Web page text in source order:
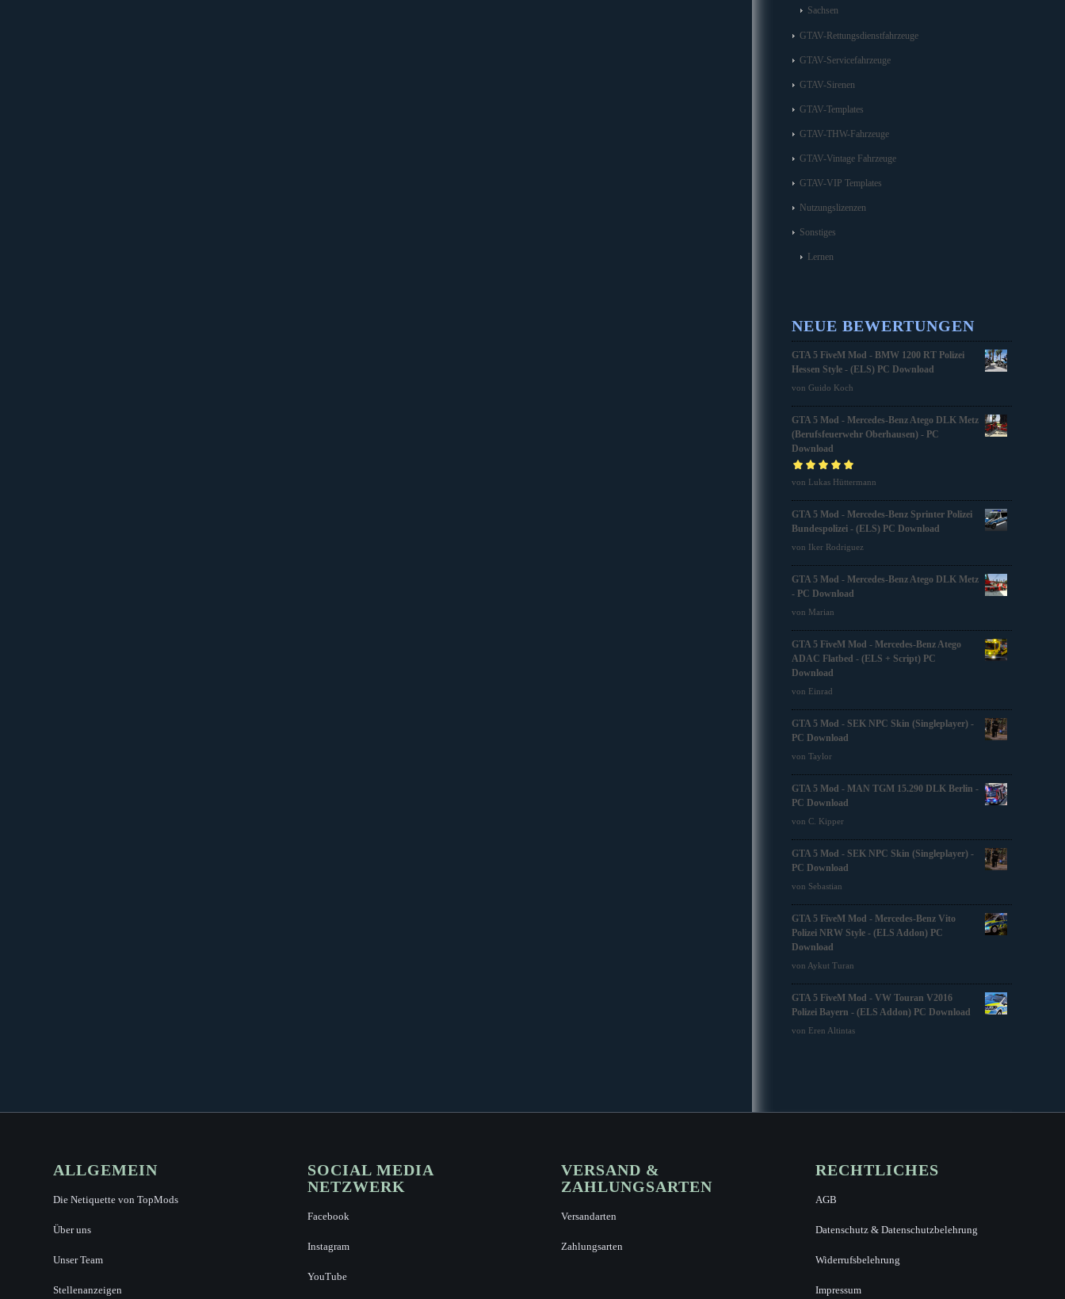
Sachsen
GTAV-Rettungsdienstfahrzeuge
GTAV-Servicefahrzeuge
GTAV-Sirenen
GTAV-Templates
GTAV-THW-Fahrzeuge
GTAV-Vintage Fahrzeuge
GTAV-VIP Templates
Nutzungslizenzen
Sonstiges
Lernen
NEUE BEWERTUNGEN
GTA 5 FiveM Mod - BMW 1200 RT Polizei
Hessen Style - (ELS) PC Download
von Guido Koch
GTA 5 Mod - Mercedes-Benz Atego DLK Metz
(Berufsfeuerwehr Oberhausen) - PC
Download
Bewertet mit5
von Lukas Hüttermann
GTA 5 Mod - Mercedes-Benz Sprinter Polizei
Bundespolizei - (ELS) PC Download
von Iker Rodriguez
GTA 5 Mod - Mercedes-Benz Atego DLK Metz
- PC Download
von Marian
GTA 5 FiveM Mod - Mercedes-Benz Atego
ADAC Flatbed - (ELS + Script) PC
Download
von Einrad
GTA 5 Mod - SEK NPC Skin (Singleplayer) -
PC Download
von Taylor
GTA 5 Mod - MAN TGM 15.290 DLK Berlin -
PC Download
von C. Kipper
GTA 5 Mod - SEK NPC Skin (Singleplayer) -
PC Download
von Sebastian
GTA 5 FiveM Mod - Mercedes-Benz Vito
Polizei NRW Style - (ELS Addon) PC
Download
von Aykut Turan
GTA 5 FiveM Mod - VW Touran V2016
Polizei Bayern - (ELS Addon) PC Download
von Eren Altintas
ALLGEMEIN
Die Netiquette von TopMods
Über uns
Unser Team
Stellenanzeigen
SOCIAL MEDIA
NETZWERK
Facebook
Instagram
YouTube
VERSAND &
ZAHLUNGSARTEN
Versandarten
Zahlungsarten
RECHTLICHES
AGB
Datenschutz & Datenschutzbelehrung
Widerrufsbelehrung
Impressum